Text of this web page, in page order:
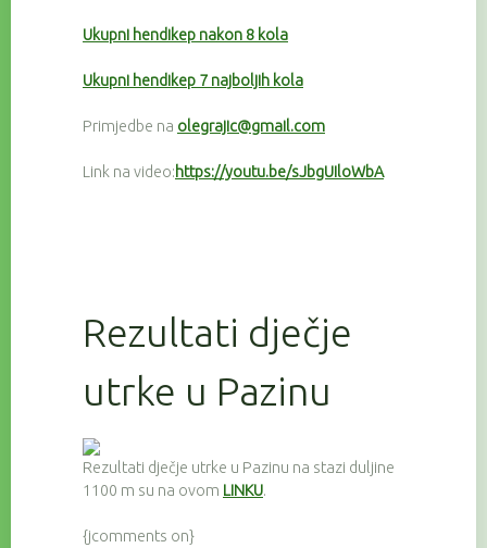
Ukupni hendikep nakon 8 kola
Ukupni hendikep 7 najboljih kola
Primjedbe na olegrajic@gmail.com
Link na video:https://youtu.be/sJbgUIloWbA
Rezultati dječje
utrke u Pazinu
Rezultati dječje utrke u Pazinu na stazi duljine
1100 m su na ovom LINKU.
{jcomments on}